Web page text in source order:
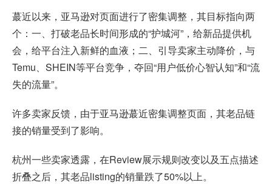
蕞近以来，亚马逊对页面进行了密集调整，其目标指向两
个：一、打破老品长时间形成的“护城河”，给新品提供机
会，给平台注入新鲜的血液；二、引导卖家主动降价，与
Temu、SHEIN等平台竞争，夺回“用户低价心智认知”和“流
失的流量”。
许多卖家反馈，由于亚马逊蕞近密集调整页面，其老品链
接的销量受到了影响。
杭州一些卖家透露，在Review展示规则改变以及五点描述
折叠之后，其老品listing的销量跌了50%以上。